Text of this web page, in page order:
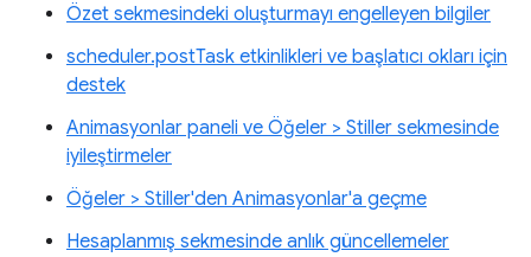
Özet sekmesindeki oluşturmayı engelleyen bilgiler
scheduler.postTask etkinlikleri ve başlatıcı okları için
destek
Animasyonlar paneli ve Öğeler > Stiller sekmesinde
iyileştirmeler
Öğeler > Stiller'den Animasyonlar'a geçme
Hesaplanmış sekmesinde anlık güncellemeler